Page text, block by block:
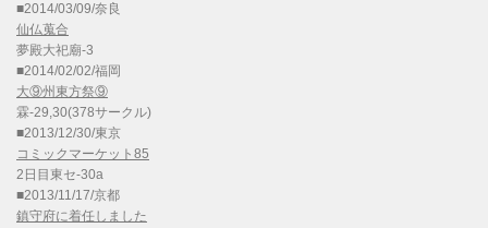
■2014/03/09/奈良
仙仏蒐合
夢殿大祀廟-3
■2014/02/02/福岡
大⑨州東方祭⑨
霖-29,30(378サークル)
■2013/12/30/東京
コミックマーケット85
2日目東セ-30a
■2013/11/17/京都
鎮守府に着任しました